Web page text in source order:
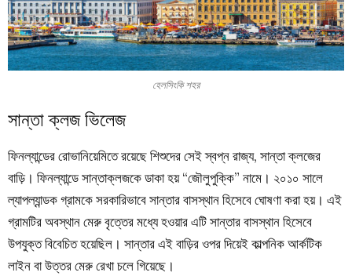
হেলসিংকি শহর
সান্তা ক্লজ ভিলেজ
ফিনল্যান্ডের রোভানিয়েমিতে রয়েছে শিশুদের সেই স্বপ্ন রাজ্য, সান্তা ক্লজের
বাড়ি। ফিনল্যান্ডে সান্তাক্লজকে ডাকা হয় “জৌলুপুক্কি” নামে। ২০১০ সালে
ল্যাপল্যান্ডক গ্রামকে সরকারিভাবে সান্তার বাসস্থান হিসেবে ঘোষণা করা হয়। এই
গ্রামটির অবস্থান মেরু বৃত্তের মধ্যে হওয়ার এটি সান্তার বাসস্থান হিসেবে
উপযুক্ত বিবেচিত হয়েছিল। সান্তার এই বাড়ির ওপর দিয়েই কাল্পনিক আর্কটিক
লাইন বা উত্তর মেরু রেখা চলে গিয়েছে।